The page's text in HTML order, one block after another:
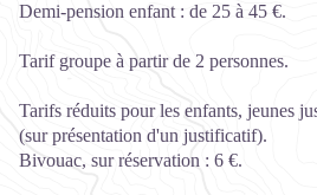
Demi-pension enfant : de 25 à 45 €.
Tarif groupe à partir de 2 personnes.
Tarifs réduits pour les enfants, jeunes
(sur présentation d'un justificatif).
Bivouac, sur réservation : 6 €.